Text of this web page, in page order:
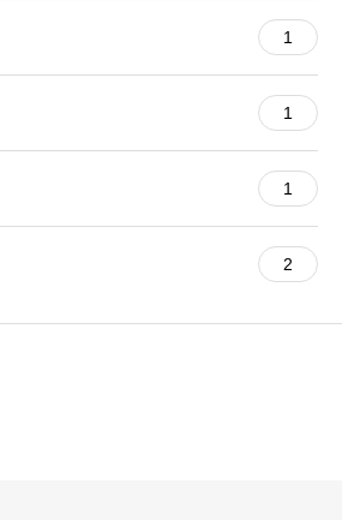
1
1
1
2